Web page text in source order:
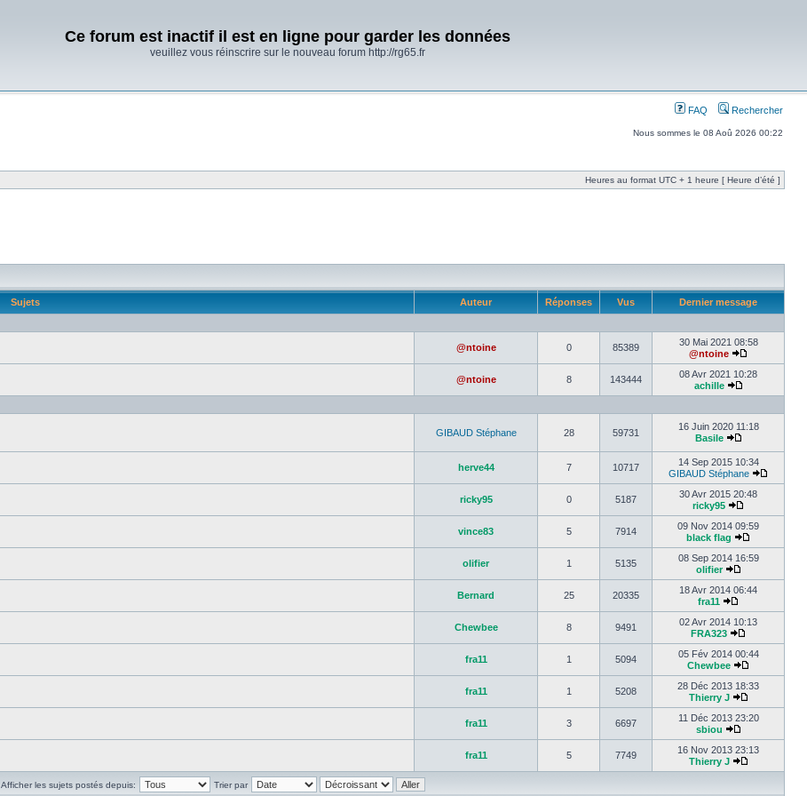
Ce forum est inactif il est en ligne pour garder les données
veuillez vous réinscrire sur le nouveau forum http://rg65.fr
FAQ Rechercher
Nous sommes le 08 Aoû 2026 00:22
Heures au format UTC + 1 heure [ Heure d’été ]
Sujets Auteur Réponses Vus Dernier message
@ntoine 0 85389
30 Mai 2021 08:58
@ntoine
@ntoine 8 143444
08 Avr 2021 10:28
achille
GIBAUD Stéphane 28 59731
16 Juin 2020 11:18
Basile
herve44 7 10717
14 Sep 2015 10:34
GIBAUD Stéphane
ricky95 0 5187
30 Avr 2015 20:48
ricky95
vince83 5 7914
09 Nov 2014 09:59
black flag
olifier 1 5135
08 Sep 2014 16:59
olifier
Bernard 25 20335
18 Avr 2014 06:44
fra11
Chewbee 8 9491
02 Avr 2014 10:13
FRA323
fra11 1 5094
05 Fév 2014 00:44
Chewbee
fra11 1 5208
28 Déc 2013 18:33
Thierry J
fra11 3 6697
11 Déc 2013 23:20
sbiou
fra11 5 7749
16 Nov 2013 23:13
Thierry J
Afficher les sujets postés depuis: Trier par